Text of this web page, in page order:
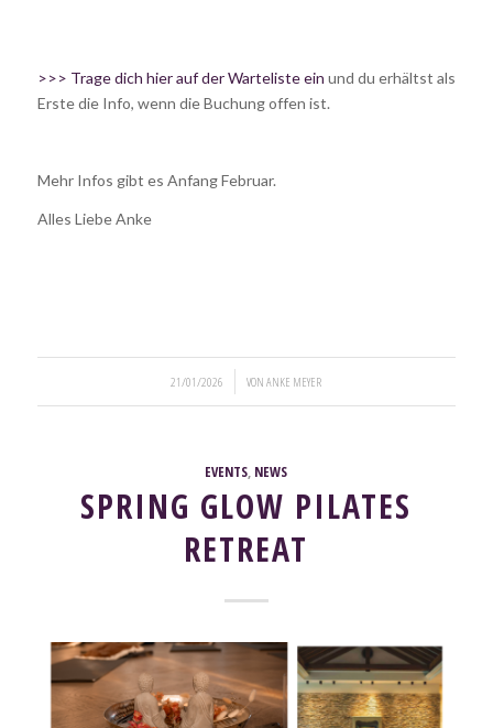
>>> Trage dich hier auf der Warteliste ein und du erhältst als
Erste die Info, wenn die Buchung offen ist.
Mehr Infos gibt es Anfang Februar.
Alles Liebe Anke
21/01/2026 VONANKE MEYER
EVENTS, NEWS
SPRING GLOW PILATES
RETREAT